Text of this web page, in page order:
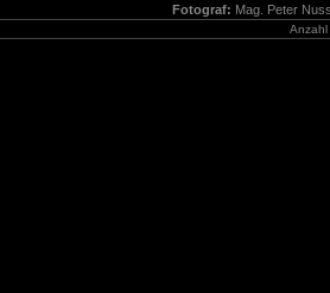
Fotograf: Mag. Peter
Anzahl